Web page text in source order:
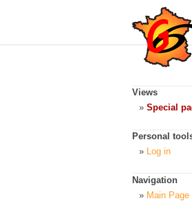
Views
Special
Personal
Log in
Navigation
Main Page